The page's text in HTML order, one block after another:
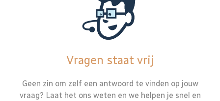
Vragen staat vrij
Geen zin om zelf een antwoord te vinden op jouw
vraag? Laat het ons weten en we helpen je snel en